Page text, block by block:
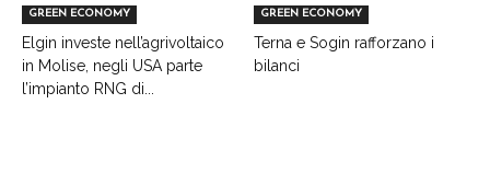
GREEN ECONOMY
Elgin investe nell’agrivoltaico
in Molise, negli USA parte
l’impianto RNG di...
GREEN ECONOMY
Terna e Sogin rafforzano i
bilanci